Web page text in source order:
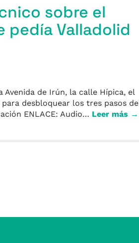
sobre el
pedía Valladolid
de Irún, la calle Hípica, el
desbloquear los tres pasos de
ENLACE: Audio… Leer más →